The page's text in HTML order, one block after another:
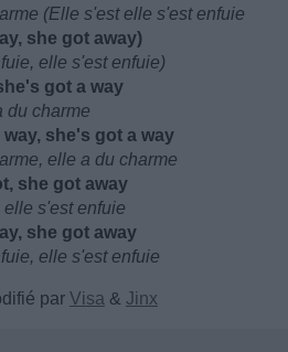
(Elle s'est elle s'est enfuie
she got away)
elle s'est enfuie)
got a way
du charme
she's got a way
elle a du charme
she got away
elle s'est enfuie
she got away
elle s'est enfuie
par Visa & Jinx